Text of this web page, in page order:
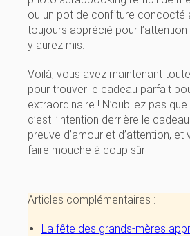
ou un pot de confiture concocté
toujours apprécié pour
y aurez mis.
Voilà, vous avez maintenant
pour trouver le cadeau parfait
extraordinaire ! N’oubliez pas
c’est l’intention derrière le
preuve d’amour et d’attention, et
faire mouche à coup sûr !
Articles complémentaires :
La fête des grands-mères